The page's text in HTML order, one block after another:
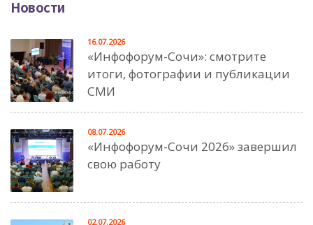
Новости
«Инфофорум-Сочи»: смотрите
итоги, фотографии и публикации
СМИ
16.07.2026
«Инфофорум-Сочи 2026» завершил
свою работу
08.07.2026
02.07.2026